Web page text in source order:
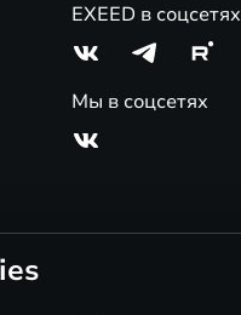
EXEED в соцсетях
Мы в соцсетях